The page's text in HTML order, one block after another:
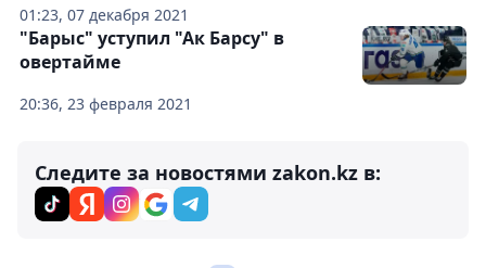
01:23, 07 декабря 2021
20:36, 23 февраля 2021
"Барыс" уступил "Ак Барсу" в
овертайме
Следите за новостями zakon.kz в: